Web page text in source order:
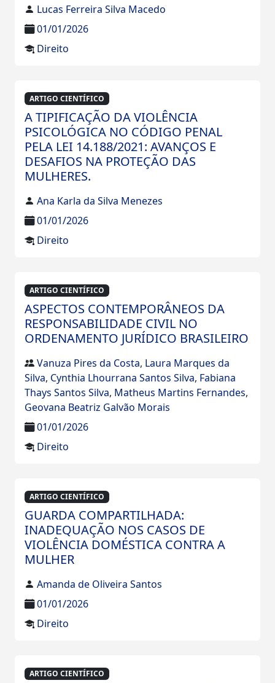
Lucas Ferreira Silva Macedo
01/01/2026
Direito
ARTIGO CIENTÍFICO
A TIPIFICAÇÃO DA VIOLÊNCIA
PSICOLÓGICA NO CÓDIGO PENAL
PELA LEI 14.188/2021: AVANÇOS E
DESAFIOS NA PROTEÇÃO DAS
MULHERES.
Ana Karla da Silva Menezes
01/01/2026
Direito
ARTIGO CIENTÍFICO
ASPECTOS CONTEMPORÂNEOS DA
RESPONSABILIDADE CIVIL NO
ORDENAMENTO JURÍDICO BRASILEIRO
Vanuza Pires da Costa, Laura Marques da
Silva, Cynthia Lhourrana Santos Silva, Fabiana
Thays Santos Silva, Matheus Martins Fernandes,
Geovana Beatriz Galvão Morais
01/01/2026
Direito
ARTIGO CIENTÍFICO
GUARDA COMPARTILHADA:
INADEQUAÇÃO NOS CASOS DE
VIOLÊNCIA DOMÉSTICA CONTRA A
MULHER
Amanda de Oliveira Santos
01/01/2026
Direito
ARTIGO CIENTÍFICO